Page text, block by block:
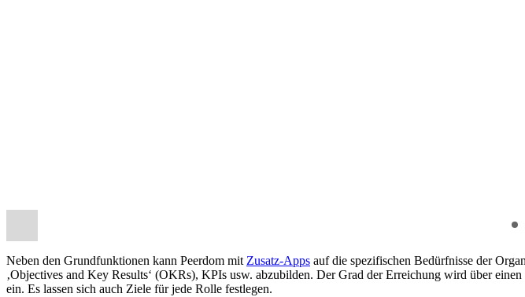
Neben den Grundfunktionen kann Peerdom mit Zusatz-Apps auf die spezifischen Bedürfnisse der
‚Objectives and Key Results‘ (OKRs), KPIs usw. abzubilden. Der Grad der Erreichung wird über
ein. Es lassen sich auch Ziele für jede Rolle festlegen.